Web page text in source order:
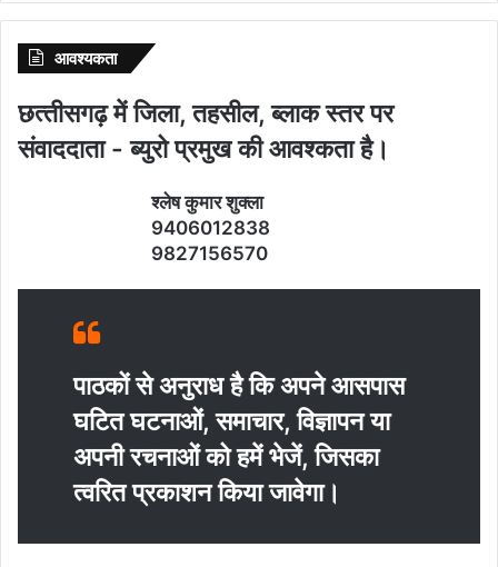
आवश्‍यकता
छत्‍तीसगढ़ में जिला, तहसील, ब्‍लाक स्‍तर पर
संवाददाता - ब्‍युरो प्रमुख की आवश्‍कता है।
श्‍लेष कुमार शुक्‍ला
9406012838
9827156570
पाठकों से अनुराध है कि अपने आसपास
घटित घटनाओं, समाचार, विज्ञापन या
अपनी रचनाओं को हमें भेजें, जिसका
त्‍वरित प्रकाशन किया जावेगा।